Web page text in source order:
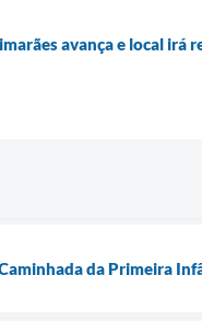
avança e local irá
da Primeira